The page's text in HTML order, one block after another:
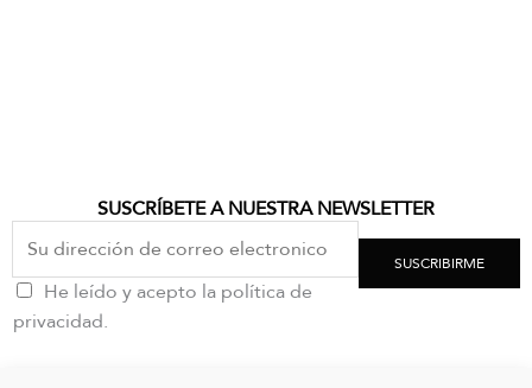
SUSCRÍBETE A NUESTRA NEWSLETTER
He leído y acepto la política de
privacidad.
SUSCRIBIRME